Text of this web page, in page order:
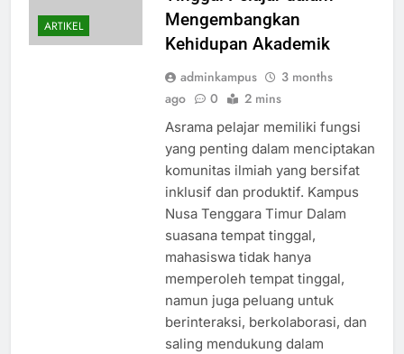
ARTIKEL
Mengembangkan
Kehidupan Akademik
adminkampus
3 months
ago
0 2 mins
Asrama pelajar memiliki fungsi
yang penting dalam menciptakan
komunitas ilmiah yang bersifat
inklusif dan produktif. Kampus
Nusa Tenggara Timur Dalam
suasana tempat tinggal,
mahasiswa tidak hanya
memperoleh tempat tinggal,
namun juga peluang untuk
berinteraksi, berkolaborasi, dan
saling mendukung dalam